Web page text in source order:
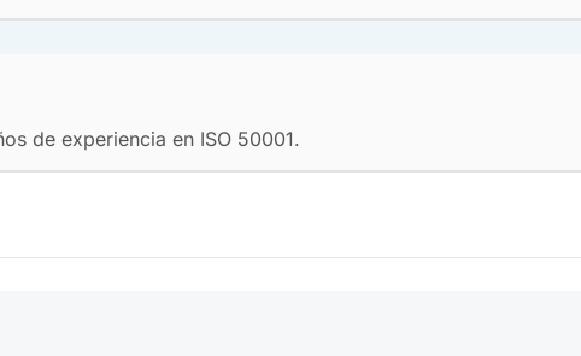
de experiencia en ISO 50001.